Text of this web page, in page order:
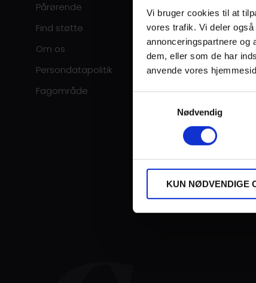
Vi bruger cookies til at
vores trafik. Vi deler
annonceringspartnere og
dem, eller som de har
anvende vores
Nødvendig
KUN NØDVENDIGE
Pårørende
Find støtte
Om os
Persondatapolitik
Fagområde